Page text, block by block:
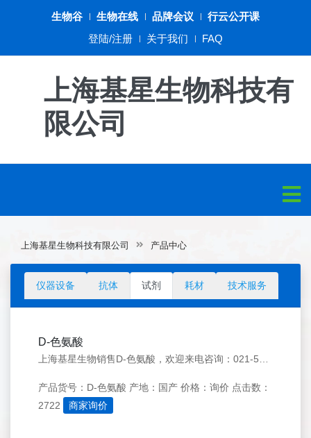
生物谷 生物在线 品牌会议
行云公开课
登陆/注册
关于我们 FAQ
上海基星生物科技有
限公司
上海基星生物科技有限公司 产品中心
仪器设备 抗体 试剂 耗材 技术服务
D-色氨酸
产品货号：D-色氨酸 产地：国产 价格：询价 点击数：
2722
商家询价